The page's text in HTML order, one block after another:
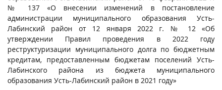
№ 137 «О внесении изменений в постановление
администрации муниципального образования Усть-
Лабинский район от 12 января 2022 г. № 12 «Об
утверждении Правил проведения в 2022 году
реструктуризации муниципального долга по бюджетным
кредитам, предоставленным бюджетам поселений Усть-
Лабинского района из бюджета муниципального
образования Усть-Лабинский район в 2021 году»